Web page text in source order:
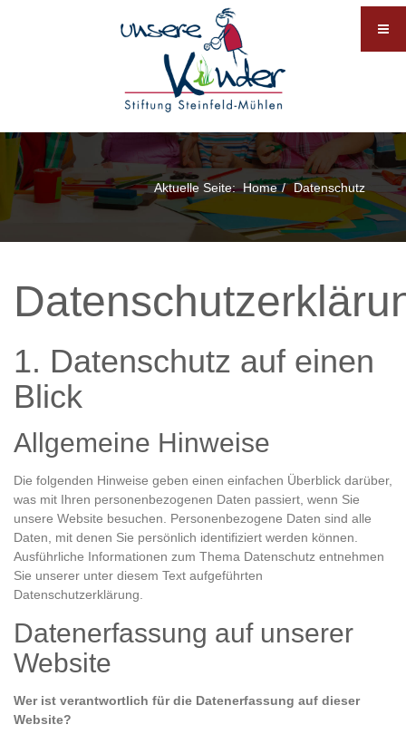
Aktuelle Seite:Home Datenschutz
1. Datenschutz auf einen
Blick
Allgemeine Hinweise
Die folgenden Hinweise geben einen einfachen Überblick darüber,
was mit Ihren personenbezogenen Daten passiert, wenn Sie
unsere Website besuchen. Personenbezogene Daten sind alle
Daten, mit denen Sie persönlich identifiziert werden können.
Ausführliche Informationen zum Thema Datenschutz entnehmen
Sie unserer unter diesem Text aufgeführten
Datenschutzerklärung.
Datenerfassung auf unserer
Website
Wer ist verantwortlich für die Datenerfassung auf dieser
Website?